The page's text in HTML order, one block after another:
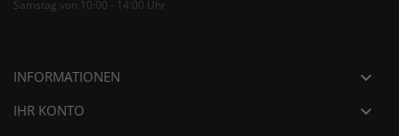
Samstag von 10:00 - 14:00 Uhr
INFORMATIONEN 
IHR KONTO 